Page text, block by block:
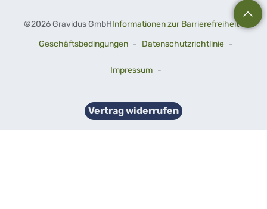
©2026 Gravidus GmbHInformationen zur Barrierefreiheit-
Geschäftsbedingungen - Datenschutzrichtlinie -
Impressum -
Vertrag widerrufen